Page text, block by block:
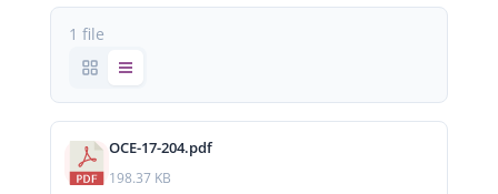
1 file
OCE-17-204.pdf
198.37 KB